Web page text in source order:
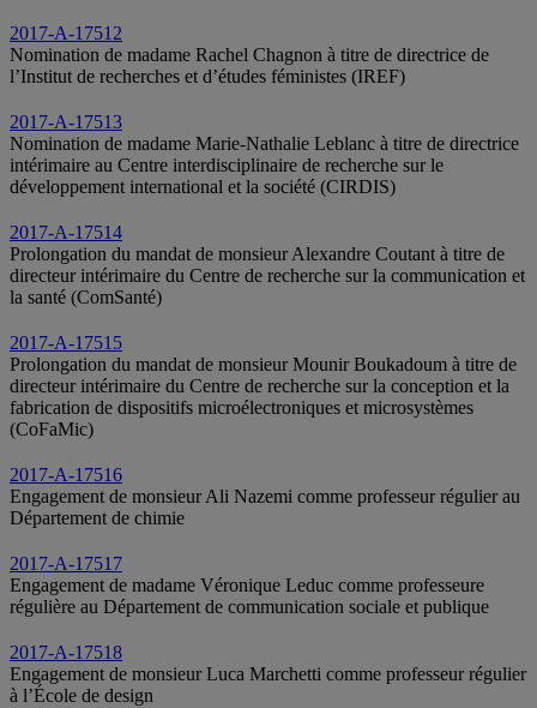
2017-A-17512
Nomination de madame Rachel Chagnon à titre de directrice de
l’Institut de recherches et d’études féministes (IREF)
2017-A-17513
Nomination de madame Marie-Nathalie Leblanc à titre de directrice
intérimaire au Centre interdisciplinaire de recherche sur le
développement international et la société (CIRDIS)
2017-A-17514
Prolongation du mandat de monsieur Alexandre Coutant à titre de
directeur intérimaire du Centre de recherche sur la communication et
la santé (ComSanté)
2017-A-17515
Prolongation du mandat de monsieur Mounir Boukadoum à titre de
directeur intérimaire du Centre de recherche sur la conception et la
fabrication de dispositifs microélectroniques et microsystèmes
(CoFaMic)
2017-A-17516
Engagement de monsieur Ali Nazemi comme professeur régulier au
Département de chimie
2017-A-17517
Engagement de madame Véronique Leduc comme professeure
régulière au Département de communication sociale et publique
2017-A-17518
Engagement de monsieur Luca Marchetti comme professeur régulier
à l’École de design